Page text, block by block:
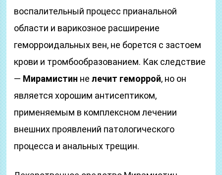
воспалительный процесс прианальной
области и варикозное расширение
геморроидальных вен, не борется с застоем
крови и тромбообразованием. Как следствие
— Мирамистин нелечит геморрой, но он
является хорошим антисептиком,
применяемым в комплексном лечении
внешних проявлений патологического
процесса и анальных трещин.